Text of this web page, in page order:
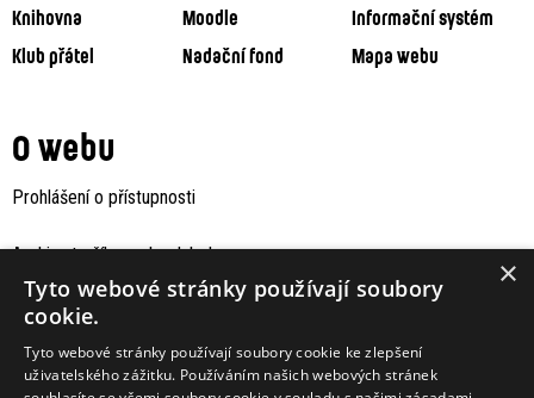
Knihovna
Moodle
Informační systém
Klub přátel
Nadační fond Mapa webu
O webu
Prohlášení o přístupnosti
Archiv staršího webu Jaboku ×
Tyto webové stránky používají soubory
cookie.
Tyto webové stránky používají soubory cookie ke zlepšení
uživatelského zážitku. Používáním našich webových stránek